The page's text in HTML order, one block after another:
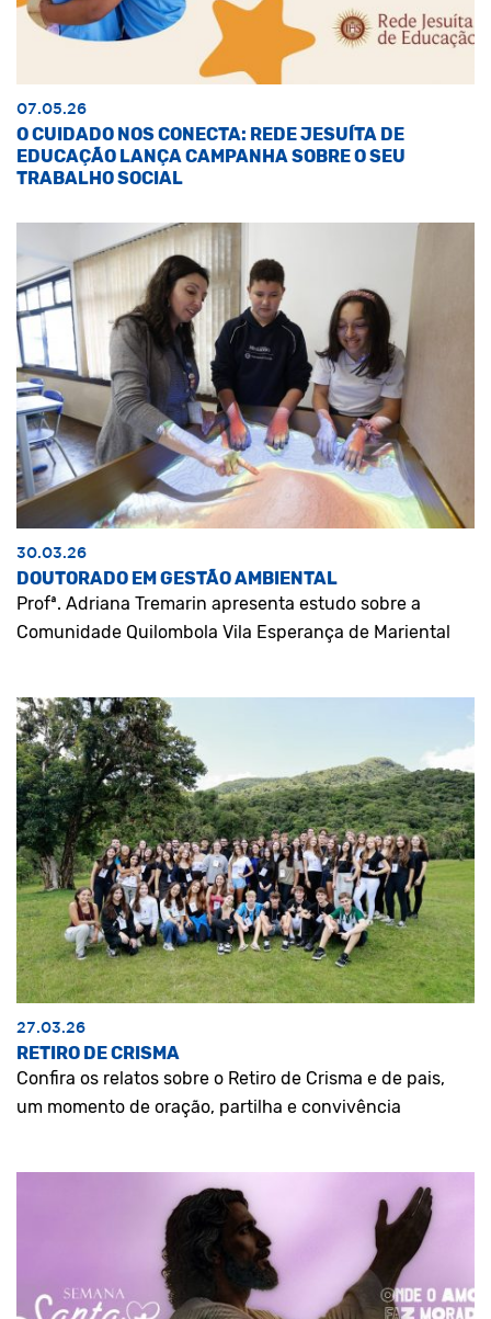
07.05.26
O CUIDADO NOS CONECTA: REDE JESUÍTA DE
EDUCAÇÃO LANÇA CAMPANHA SOBRE O SEU
TRABALHO SOCIAL
30.03.26
DOUTORADO EM GESTÃO AMBIENTAL
Profª. Adriana Tremarin apresenta estudo sobre a
Comunidade Quilombola Vila Esperança de Mariental
27.03.26
RETIRO DE CRISMA
Confira os relatos sobre o Retiro de Crisma e de pais,
um momento de oração, partilha e convivência